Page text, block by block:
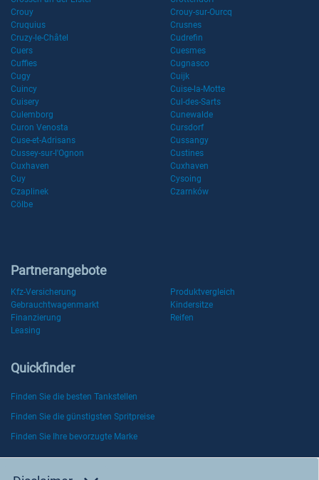
Crouy
Crouy-sur-Ourcq
Cruquius
Crusnes
Cruzy-le-Châtel
Cudrefin
Cuers
Cuesmes
Cuffies
Cugnasco
Cugy
Cuijk
Cuincy
Cuise-la-Motte
Cuisery
Cul-des-Sarts
Culemborg
Cunewalde
Curon Venosta
Cursdorf
Cuse-et-Adrisans
Cussangy
Cussey-sur-l'Ognon
Custines
Cuxhaven
Cuxhaven
Cuy
Cysoing
Czaplinek
Czarnków
Cölbe
Partnerangebote
Kfz-Versicherung
Produktvergleich
Gebrauchtwagenmarkt
Kindersitze
Finanzierung
Reifen
Leasing
Quickfinder
Finden Sie die besten Tankstellen
Finden Sie die günstigsten Spritpreise
Finden Sie Ihre bevorzugte Marke